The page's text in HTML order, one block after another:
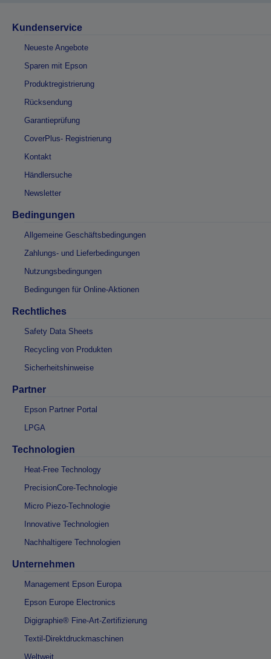
Kundenservice
Neueste Angebote
Sparen mit Epson
Produktregistrierung
Rücksendung
Garantieprüfung
CoverPlus- Registrierung
Kontakt
Händlersuche
Newsletter
Bedingungen
Allgemeine Geschäftsbedingungen
Zahlungs- und Lieferbedingungen
Nutzungsbedingungen
Bedingungen für Online-Aktionen
Rechtliches
Safety Data Sheets
Recycling von Produkten
Sicherheitshinweise
Partner
Epson Partner Portal
LPGA
Technologien
Heat-Free Technology
PrecisionCore-Technologie
Micro Piezo-Technologie
Innovative Technologien
Nachhaltigere Technologien
Unternehmen
Management Epson Europa
Epson Europe Electronics
Digigraphie® Fine-Art-Zertifizierung
Textil-Direktdruckmaschinen
Weltweit